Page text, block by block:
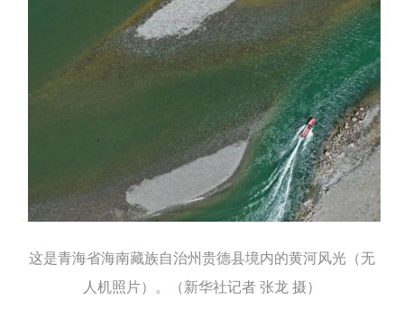
这是青海省海南藏族自治州贵德县境内的黄河风光（无
人机照片）。（新华社记者 张龙 摄）